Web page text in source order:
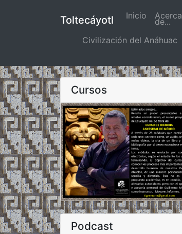
Toltecáyotl Inicio (actual)
Acerca
de...
Civilización del Anáhuac
Cursos
Podcast